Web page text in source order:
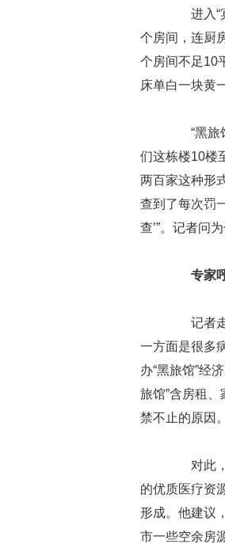
进入“宾
个房间，连厨
个房间不足10
床单白一块黄
“黑旅馆
们这栋楼10楼
两百家这种形
查到了每次罚
查’”。记者问
专家
记者走
一方面是很多
办“黑旅馆”经
旅馆”含房租
禁不止的原因。
对此，
的优质医疗资
形成。他建议
市一些空余房